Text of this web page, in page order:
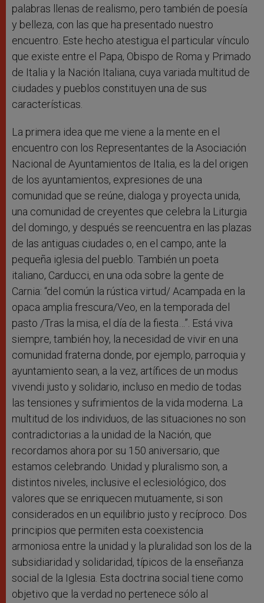
palabras llenas de realismo, pero también de poesía
y belleza, con las que ha presentado nuestro
encuentro. Este hecho atestigua el particular vínculo
que existe entre el Papa, Obispo de Roma y Primado
de Italia y la Nación Italiana, cuya variada multitud de
ciudades y pueblos constituyen una de sus
características.
La primera idea que me viene a la mente en el
encuentro con los Representantes de la Asociación
Nacional de Ayuntamientos de Italia, es la del origen
de los ayuntamientos, expresiones de una
comunidad que se reúne, dialoga y proyecta unida,
una comunidad de creyentes que celebra la Liturgia
del domingo, y después se reencuentra en las plazas
de las antiguas ciudades o, en el campo, ante la
pequeña iglesia del pueblo. También un poeta
italiano, Carducci, en una oda sobre la gente de
Carnia: “del común la rústica virtud/ Acampada en la
opaca amplia frescura/Veo, en la temporada del
pasto /Tras la misa, el día de la fiesta…”. Está viva
siempre, también hoy, la necesidad de vivir en una
comunidad fraterna donde, por ejemplo, parroquia y
ayuntamiento sean, a la vez, artífices de un modus
vivendi justo y solidario, incluso en medio de todas
las tensiones y sufrimientos de la vida moderna. La
multitud de los individuos, de las situaciones no son
contradictorias a la unidad de la Nación, que
recordamos ahora por su 150 aniversario, que
estamos celebrando. Unidad y pluralismo son, a
distintos niveles, inclusive el eclesiológico, dos
valores que se enriquecen mutuamente, si son
considerados en un equilibrio justo y recíproco. Dos
principios que permiten esta coexistencia
armoniosa entre la unidad y la pluralidad son los de la
subsidiaridad y solidaridad, típicos de la enseñanza
social de la Iglesia. Esta doctrina social tiene como
objetivo que la verdad no pertenece sólo al